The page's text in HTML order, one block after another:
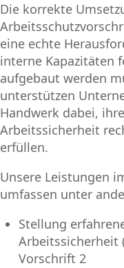
Die korrekte
eine echte
interne Kapazitäten
aufgebaut werden
unterstützen
Handwerk dabei,
Arbeitssicherheit
erfüllen.
Unsere Leistungen
umfassen unter
Stellung
Arbeitssicherheit
Vorschrift 2